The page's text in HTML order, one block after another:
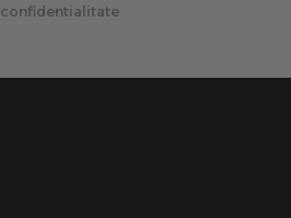
confidentialitate